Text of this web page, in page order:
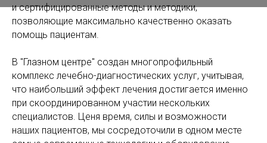
О ЦЕНТРЕ
и сертифицированные методы и методики,
позволяющие максимально качественно оказать
помощь пациентам.
В "Глазном центре" создан многопрофильный
комплекс лечебно-диагностических услуг, учитывая,
что наибольший эффект лечения достигается именно
при скоординированном участии нескольких
специалистов. Ценя время, силы и возможности
наших пациентов, мы сосредоточили в одном месте